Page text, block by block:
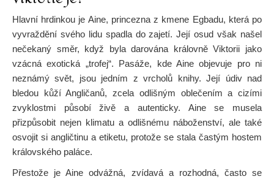
Hlavní hrdinkou je Aine, princezna z kmene Egbadu, která po
vyvraždění svého lidu spadla do zajetí. Její osud však našel
nečekaný směr, když byla darována královně Viktorii jako
vzácná exotická „trofej“. Pasáže, kde Aine objevuje pro ni
neznámý svět, jsou jedním z vrcholů knihy. Její údiv nad
bledou kůží Angličanů, zcela odlišným oblečením a cizími
zvyklostmi působí živě a autenticky. Aine se musela
přizpůsobit nejen klimatu a odlišnému náboženství, ale také
osvojit si angličtinu a etiketu, protože se stala častým hostem
královského paláce.
Přestože je Aine odvážná, zvídavá a rozhodná, často se